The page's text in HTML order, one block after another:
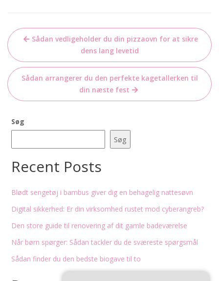
Indlægsnavigation
Sådan vedligeholder du din pizzaovn for at sikre
dens lang levetid
Sådan arrangerer du den perfekte kagetallerken til
din næste fest
Søg
Søg
Recent Posts
Blødt sengetøj i bambus giver dig en behagelig nattesøvn
Digital sikkerhed: Er din virksomhed rustet mod cyberangreb?
Den store guide til renovering af dit gamle badeværelse
Når børn spørger: Sådan tackler du de sværeste spørgsmål
Sådan finder du den bedste biogave til to